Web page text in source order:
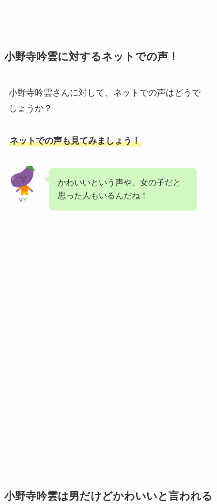
小野寺吟雲に対するネットでの声！
小野寺吟雲さんに対して、ネットでの声はどうで
しょうか？
ネットでの声も見てみましょう！
なす
かわいいという声や、女の子だと
思った人もいるんだね！
小野寺吟雲は男だけどかわいいと言われる